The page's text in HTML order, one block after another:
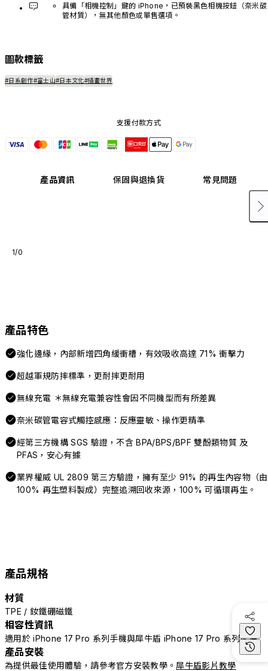
具備「相機控制」鍵的 iPhone，已預裝黑色相機按鈕（奈米碳
管材質），無其他顏色或單售選項。
圖款標籤
#日系創作#富士山#日本文化#插畫世界
支援付款方式
產品資訊 保固與退換貨 常見問題
1/0
產品特色
強化邊緣，內部新增四角緩衝槽，有效吸收高達 71% 衝擊力
超越軍規防摔標準，更耐摔更耐用
無線充電 ＊無線充電兼容性會因不同機型而有所差異
奈米碳管電容式觸控感應：反應靈敏、操作更精準
經第三方機構 SGS 驗證，不含 BPA/BPS/BPF 雙酚類物質 及
PFAS，安心有據
業界權威 UL 2809 第三方驗證，擁有至少 91% 的再生內容物（由
100% 再生塑料製成）完整追溯回收來源，100% 可循環再生。
產品規格
材質
TPE / 釹鐵硼磁鐵
相容性資訊
適用於 iPhone 17 Pro 系列手機與犀牛盾 iPhone 17 Pro 系列配件
產品安裝
為提供最佳使用體驗，請參考官方安裝教學。 犀牛盾影片教學